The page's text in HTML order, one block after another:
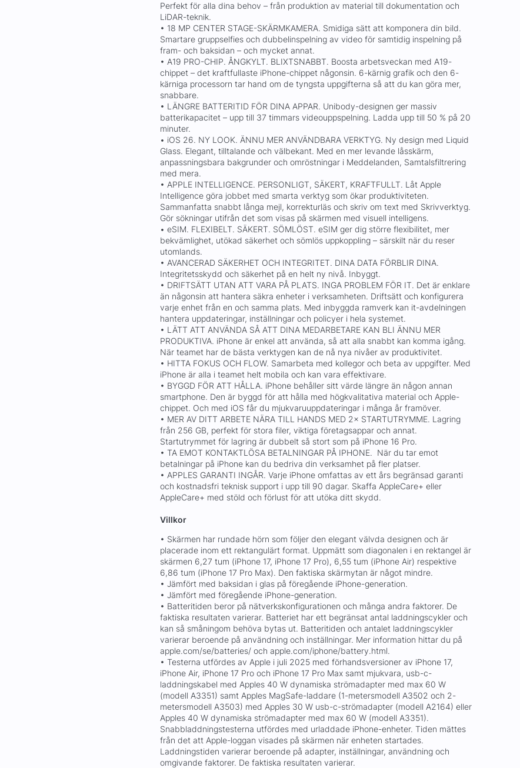
Perfekt för alla dina behov – från produktion av material till dokumentation och
LiDAR-teknik.
• 18 MP CENTER STAGE-SKÄRMKAMERA. Smidiga sätt att komponera din bild.
Smartare gruppselfies och dubbelinspelning av video för samtidig inspelning på
fram- och baksidan – och mycket annat.
• A19 PRO-CHIP. ÅNGKYLT. BLIXTSNABBT. Boosta arbetsveckan med A19-
chippet – det kraftfullaste iPhone-chippet någonsin. 6-kärnig grafik och den 6-
kärniga processorn tar hand om de tyngsta uppgifterna så att du kan göra mer,
snabbare.
• LÄNGRE BATTERITID FÖR DINA APPAR. Unibody-designen ger massiv
batterikapacitet – upp till 37 timmars videouppspelning. Ladda upp till 50 % på 20
minuter.
• iOS 26. NY LOOK. ÄNNU MER ANVÄNDBARA VERKTYG. Ny design med Liquid
Glass. Elegant, tilltalande och välbekant. Med en mer levande låsskärm,
anpassningsbara bakgrunder och omröstningar i Meddelanden, Samtalsfiltrering
med mera.
• APPLE INTELLIGENCE. PERSONLIGT, SÄKERT, KRAFTFULLT. Låt Apple
Intelligence göra jobbet med smarta verktyg som ökar produktiviteten.
Sammanfatta snabbt långa mejl, korrekturläs och skriv om text med Skrivverktyg.
Gör sökningar utifrån det som visas på skärmen med visuell intelligens.
• eSIM. FLEXIBELT. SÄKERT. SÖMLÖST. eSIM ger dig större flexibilitet, mer
bekvämlighet, utökad säkerhet och sömlös uppkoppling – särskilt när du reser
utomlands.
• AVANCERAD SÄKERHET OCH INTEGRITET. DINA DATA FÖRBLIR DINA.
Integritetsskydd och säkerhet på en helt ny nivå. Inbyggt.
• DRIFTSÄTT UTAN ATT VARA PÅ PLATS. INGA PROBLEM FÖR IT. Det är enklare
än någonsin att hantera säkra enheter i verksamheten. Driftsätt och konfigurera
varje enhet från en och samma plats. Med inbyggda ramverk kan it-avdelningen
hantera uppdateringar, inställningar och policyer i hela systemet.
• LÄTT ATT ANVÄNDA SÅ ATT DINA MEDARBETARE KAN BLI ÄNNU MER
PRODUKTIVA. iPhone är enkel att använda, så att alla snabbt kan komma igång.
När teamet har de bästa verktygen kan de nå nya nivåer av produktivitet.
• HITTA FOKUS OCH FLOW. Samarbeta med kollegor och beta av uppgifter. Med
iPhone är alla i teamet helt mobila och kan vara effektivare.
• BYGGD FÖR ATT HÅLLA. iPhone behåller sitt värde längre än någon annan
smartphone. Den är byggd för att hålla med högkvalitativa material och Apple-
chippet. Och med iOS får du mjukvaruuppdateringar i många år framöver.
• MER AV DITT ARBETE NÄRA TILL HANDS MED 2× STARTUTRYMME. Lagring
från 256 GB, perfekt för stora filer, viktiga företagsappar och annat.
Startutrymmet för lagring är dubbelt så stort som på iPhone 16 Pro.
• TA EMOT KONTAKTLÖSA BETALNINGAR PÅ IPHONE. När du tar emot
betalningar på iPhone kan du bedriva din verksamhet på fler platser.
• APPLES GARANTI INGÅR. Varje iPhone omfattas av ett års begränsad garanti
och kostnadsfri teknisk support i upp till 90 dagar. Skaffa AppleCare+ eller
AppleCare+ med stöld och förlust för att utöka ditt skydd.
Villkor
• Skärmen har rundade hörn som följer den elegant välvda designen och är
placerade inom ett rektangulärt format. Uppmätt som diagonalen i en rektangel är
skärmen 6,27 tum (iPhone 17, iPhone 17 Pro), 6,55 tum (iPhone Air) respektive
6,86 tum (iPhone 17 Pro Max). Den faktiska skärmytan är något mindre.
• Jämfört med baksidan i glas på föregående iPhone-generation.
• Jämfört med föregående iPhone-generation.
• Batteritiden beror på nätverkskonfigurationen och många andra faktorer. De
faktiska resultaten varierar. Batteriet har ett begränsat antal laddningscykler och
kan så småningom behöva bytas ut. Batteritiden och antalet laddningscykler
varierar beroende på användning och inställningar. Mer information hittar du på
apple.com/se/batteries/ och apple.com/iphone/battery.html.
• Testerna utfördes av Apple i juli 2025 med förhandsversioner av iPhone 17,
iPhone Air, iPhone 17 Pro och iPhone 17 Pro Max samt mjukvara, usb-c-
laddningskabel med Apples 40 W dynamiska strömadapter med max 60 W
(modell A3351) samt Apples MagSafe-laddare (1-metersmodell A3502 och 2-
metersmodell A3503) med Apples 30 W usb-c-strömadapter (modell A2164) eller
Apples 40 W dynamiska strömadapter med max 60 W (modell A3351).
Snabbladdningstesterna utfördes med urladdade iPhone-enheter. Tiden mättes
från det att Apple-loggan visades på skärmen när enheten startades.
Laddningstiden varierar beroende på adapter, inställningar, användning och
omgivande faktorer. De faktiska resultaten varierar.